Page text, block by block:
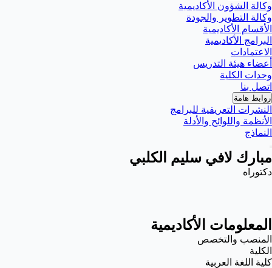
وكالة الشؤون الأكاديمية
وكالة التطوير والجودة
الأقسام الأكاديمية
البرامج الأكاديمية
الاعتمادات
أعضاء هيئة التدريس
وحدات الكلية
اتصل بنا
روابط هامة
النشرات التعريفية للبرامج
الأنظمة واللوائح والأدلة
النماذج
مبارك لافي سليم الكلبي
دكتوراه
المعلومات الأكاديمية
المنصب والتخصص
الكلية
كلية اللغة العربية